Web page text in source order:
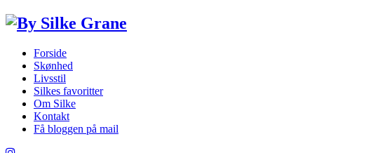
Forside
Skønhed
Livsstil
Silkes favoritter
Om Silke
Kontakt
Få bloggen på mail